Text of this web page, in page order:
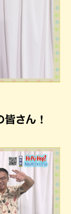
さん！